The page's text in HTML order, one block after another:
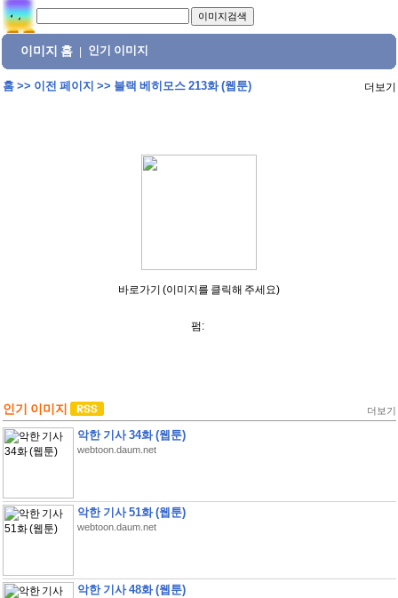
이미지 홈 인기 이미지
홈>> 이전 페이지 >> 블랙 베히모스 213화 (웹툰) 더보기
바로가기 (이미지를 클릭해 주세요)
펌:
인기 이미지 더보기
악한 기사 34화 (웹툰)
webtoon.daum.net
악한 기사 51화 (웹툰)
webtoon.daum.net
악한 기사 48화 (웹툰)